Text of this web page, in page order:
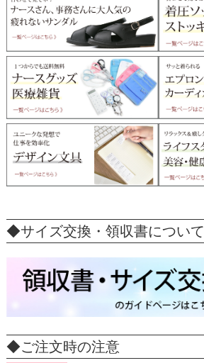
◆サイズ交換・領収書について
◆ご注文時の注意